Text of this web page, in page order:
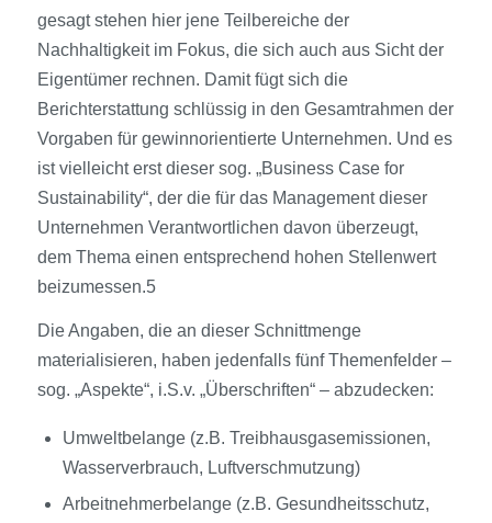
gesagt stehen hier jene Teilbereiche der
Nachhaltigkeit im Fokus, die sich auch aus Sicht der
Eigentümer rechnen. Damit fügt sich die
Berichterstattung schlüssig in den Gesamtrahmen der
Vorgaben für gewinnorientierte Unternehmen. Und es
ist vielleicht erst dieser sog. „Business Case for
Sustainability“, der die für das Management dieser
Unternehmen Verantwortlichen davon überzeugt,
dem Thema einen entsprechend hohen Stellenwert
beizumessen.5
Die Angaben, die an dieser Schnittmenge
materialisieren, haben jedenfalls fünf Themenfelder –
sog. „Aspekte“, i.S.v. „Überschriften“ – abzudecken:
Umweltbelange (z.B. Treibhausgasemissionen,
Wasserverbrauch, Luftverschmutzung)
Arbeitnehmerbelange (z.B. Gesundheitsschutz,